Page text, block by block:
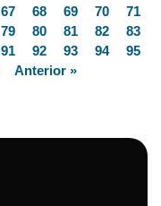
67 68 69 70
71
79 80 81 82
83
91 92 93 94
95
Anterior »